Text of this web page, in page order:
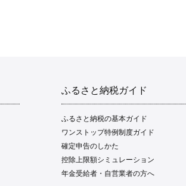
ふるさと納税ガイド
ふるさと納税の基本ガイド
ワンストップ特例制度ガイド
確定申告のしかた
控除上限額シミュレーション
年金受給者・自営業者の方へ